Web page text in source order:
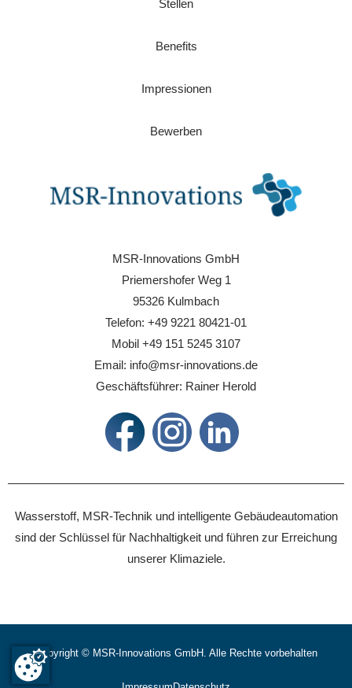
Stellen
Benefits
Impressionen
Bewerben
MSR-Innovations GmbH
Priemershofer Weg 1
95326 Kulmbach
Telefon: +49 9221 80421-01
Mobil +49 151 5245 3107
Email: info@msr-innovations.de
Geschäftsführer: Rainer Herold
Wasserstoff, MSR-Technik und intelligente Gebäudeautomation
sind der Schlüssel für Nachhaltigkeit und führen zur Erreichung
unserer Klimaziele.
Copyright © MSR-Innovations GmbH. Alle Rechte vorbehalten